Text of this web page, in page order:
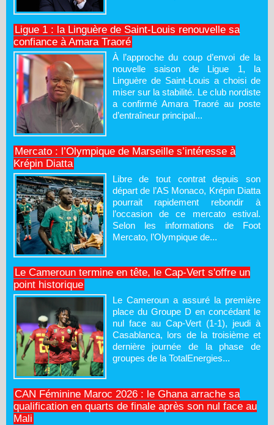
Ligue 1 : la Linguère de Saint-Louis renouvelle sa
confiance à Amara Traoré
À l’approche du coup d’envoi de la
nouvelle saison de Ligue 1, la
Linguère de Saint-Louis a choisi de
miser sur la stabilité. Le club nordiste
a confirmé Amara Traoré au poste
d’entraîneur principal...
Mercato : l’Olympique de Marseille s’intéresse à
Krépin Diatta
Libre de tout contrat depuis son
départ de l’AS Monaco, Krépin Diatta
pourrait rapidement rebondir à
l’occasion de ce mercato estival.
Selon les informations de Foot
Mercato, l’Olympique de...
Le Cameroun termine en tête, le Cap-Vert s'offre un
point historique
Le Cameroun a assuré la première
place du Groupe D en concédant le
nul face au Cap-Vert (1-1), jeudi à
Casablanca, lors de la troisième et
dernière journée de la phase de
groupes de la TotalEnergies...
CAN Féminine Maroc 2026 : le Ghana arrache sa
qualification en quarts de finale après son nul face au
Mali